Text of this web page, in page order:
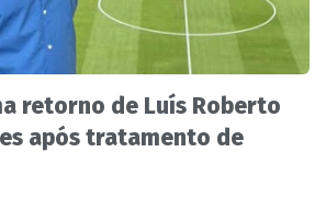
retorno de Luís Roberto
após tratamento de